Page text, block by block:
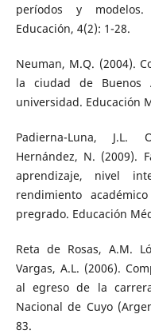
períodos y modelos.
Educación, 4(2): 1-28.
Neuman, M.Q. (2004).
la ciudad de Buenos
universidad. Educación
Padierna-Luna, J.L.
Hernández, N. (2009).
aprendizaje, nivel
rendimiento
pregrado. Educación
Reta de Rosas, A.M.
Vargas, A.L. (2006).
al egreso de la
Nacional de Cuyo
83.